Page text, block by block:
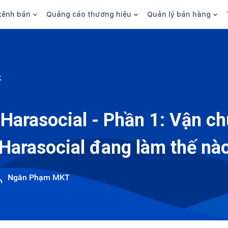
bán
social
sàn
Quảng cáo thương hiệu
Thương hiệu/Brand
Quản lý bán hàng
Tài chính
Nhân viên
- Phần 1: Vận
đang làm thế
Ngân Phạm MKT